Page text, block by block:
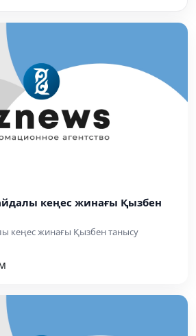
кеңес жинағы Қызбен
кеңес жинағы Қызбен танысу